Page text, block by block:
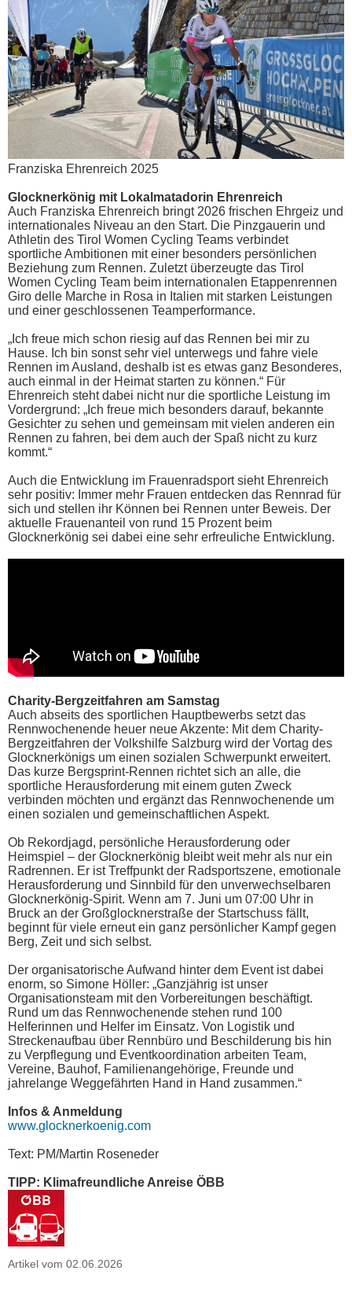
Franziska Ehrenreich 2025
Glocknerkönig mit Lokalmatadorin Ehrenreich
Auch Franziska Ehrenreich bringt 2026 frischen Ehrgeiz und
internationales Niveau an den Start. Die Pinzgauerin und
Athletin des Tirol Women Cycling Teams verbindet
sportliche Ambitionen mit einer besonders persönlichen
Beziehung zum Rennen. Zuletzt überzeugte das Tirol
Women Cycling Team beim internationalen Etappenrennen
Giro delle Marche in Rosa in Italien mit starken Leistungen
und einer geschlossenen Teamperformance.
„Ich freue mich schon riesig auf das Rennen bei mir zu
Hause. Ich bin sonst sehr viel unterwegs und fahre viele
Rennen im Ausland, deshalb ist es etwas ganz Besonderes,
auch einmal in der Heimat starten zu können.“ Für
Ehrenreich steht dabei nicht nur die sportliche Leistung im
Vordergrund: „Ich freue mich besonders darauf, bekannte
Gesichter zu sehen und gemeinsam mit vielen anderen ein
Rennen zu fahren, bei dem auch der Spaß nicht zu kurz
kommt.“
Auch die Entwicklung im Frauenradsport sieht Ehrenreich
sehr positiv: Immer mehr Frauen entdecken das Rennrad für
sich und stellen ihr Können bei Rennen unter Beweis. Der
aktuelle Frauenanteil von rund 15 Prozent beim
Glocknerkönig sei dabei eine sehr erfreuliche Entwicklung.
Charity-Bergzeitfahren am Samstag
Auch abseits des sportlichen Hauptbewerbs setzt das
Rennwochenende heuer neue Akzente: Mit dem Charity-
Bergzeitfahren der Volkshilfe Salzburg wird der Vortag des
Glocknerkönigs um einen sozialen Schwerpunkt erweitert.
Das kurze Bergsprint-Rennen richtet sich an alle, die
sportliche Herausforderung mit einem guten Zweck
verbinden möchten und ergänzt das Rennwochenende um
einen sozialen und gemeinschaftlichen Aspekt.
Ob Rekordjagd, persönliche Herausforderung oder
Heimspiel – der Glocknerkönig bleibt weit mehr als nur ein
Radrennen. Er ist Treffpunkt der Radsportszene, emotionale
Herausforderung und Sinnbild für den unverwechselbaren
Glocknerkönig-Spirit. Wenn am 7. Juni um 07:00 Uhr in
Bruck an der Großglocknerstraße der Startschuss fällt,
beginnt für viele erneut ein ganz persönlicher Kampf gegen
Berg, Zeit und sich selbst.
Der organisatorische Aufwand hinter dem Event ist dabei
enorm, so Simone Höller: „Ganzjährig ist unser
Organisationsteam mit den Vorbereitungen beschäftigt.
Rund um das Rennwochenende stehen rund 100
Helferinnen und Helfer im Einsatz. Von Logistik und
Streckenaufbau über Rennbüro und Beschilderung bis hin
zu Verpflegung und Eventkoordination arbeiten Team,
Vereine, Bauhof, Familienangehörige, Freunde und
jahrelange Weggefährten Hand in Hand zusammen.“
Infos & Anmeldung
www.glocknerkoenig.com
Text: PM/Martin Roseneder
TIPP: Klimafreundliche Anreise ÖBB
Artikel vom 02.06.2026